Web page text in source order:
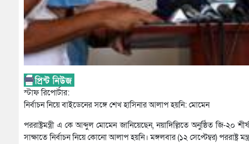
স্টাফ রিপোর্টার:
নির্বাচন নিয়ে বাইডেনের সঙ্গে শেখ হাসিনার আলাপ হয়নি: মোমেন
পররাষ্ট্রমন্ত্রী এ কে আব্দুল মোমেন জানিয়েছেন, নয়াদিল্লিতে অনুষ্ঠিত জি-২০
সাক্ষাতে নির্বাচন নিয়ে কোনো আলাপ হয়নি। মঙ্গলবার (১২ সেপ্টেম্বর) পররাষ্ট্র